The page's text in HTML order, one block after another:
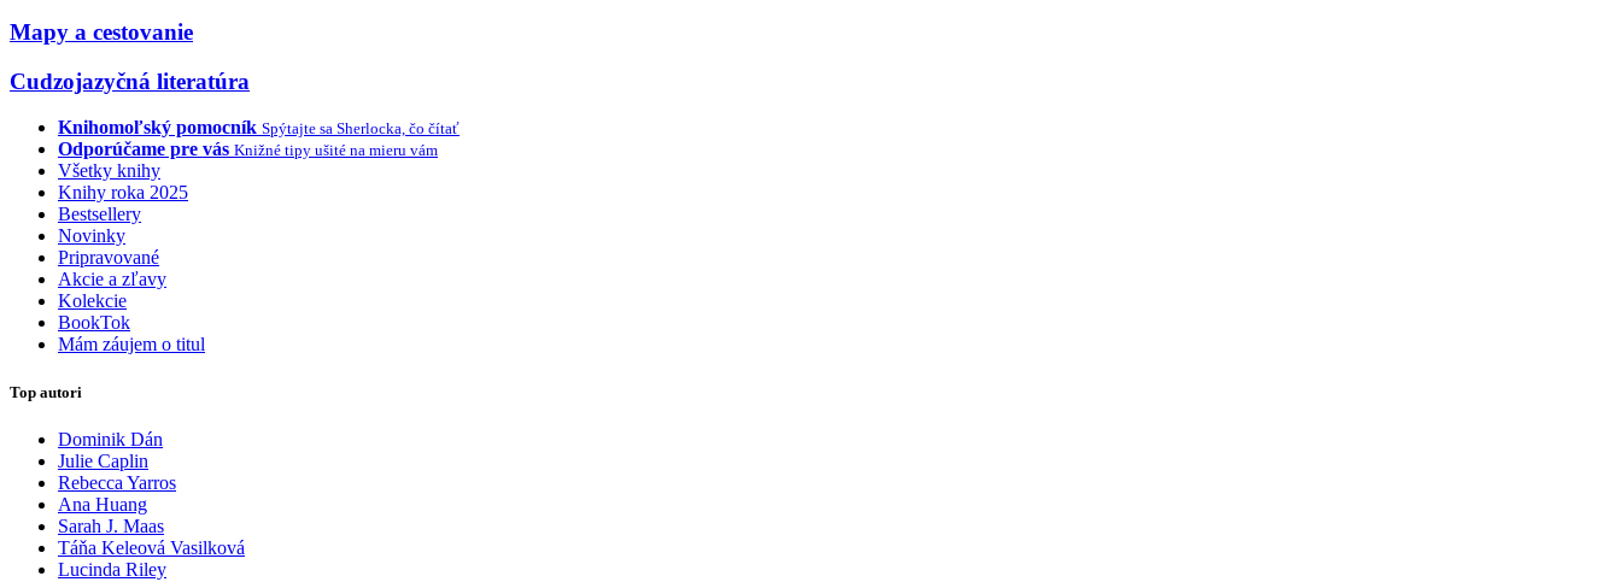
Mapy a cestovanie
Cudzojazyčná literatúra
Knihomoľský pomocník Spýtajte sa Sherlocka, čo čítať
Odporúčame pre vás Knižné tipy ušité na mieru vám
Všetky knihy
Knihy roka 2025
Bestsellery
Novinky
Pripravované
Akcie a zľavy
Kolekcie
BookTok
Mám záujem o titul
Top autori
Dominik Dán
Julie Caplin
Rebecca Yarros
Ana Huang
Sarah J. Maas
Táňa Keleová Vasilková
Lucinda Riley